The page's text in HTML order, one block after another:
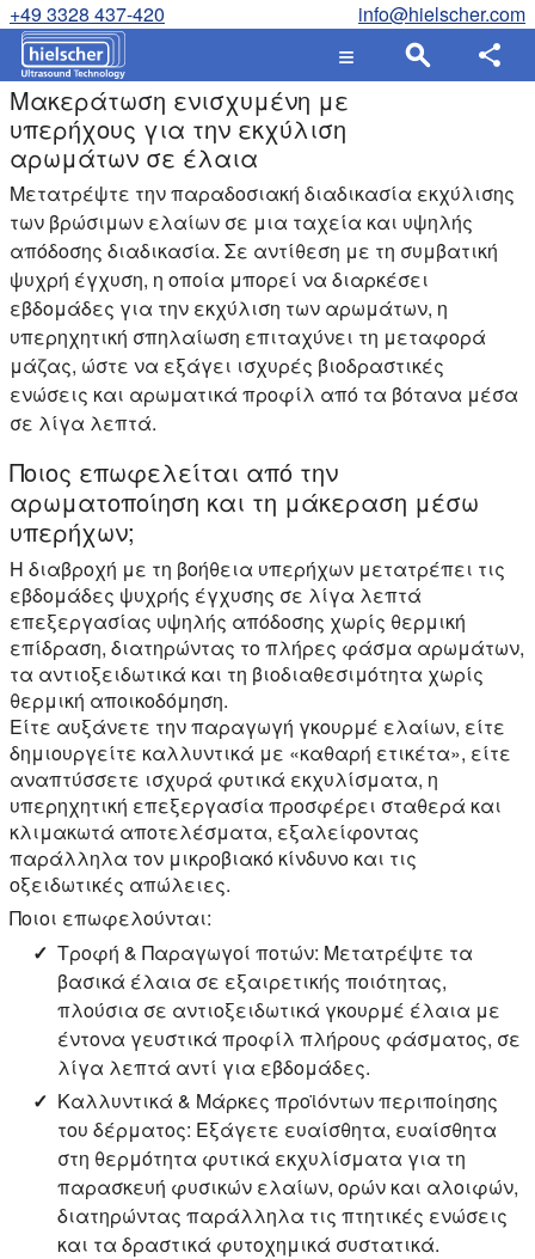
+49 3328 437-420 info@hielscher.com
Μακεράτωση ενισχυμένη με
υπερήχους για την εκχύλιση
αρωμάτων σε έλαια
Μετατρέψτε την παραδοσιακή διαδικασία εκχύλισης
των βρώσιμων ελαίων σε μια ταχεία και υψηλής
απόδοσης διαδικασία. Σε αντίθεση με τη συμβατική
ψυχρή έγχυση, η οποία μπορεί να διαρκέσει
εβδομάδες για την εκχύλιση των αρωμάτων, η
υπερηχητική σπηλαίωση επιταχύνει τη μεταφορά
μάζας, ώστε να εξάγει ισχυρές βιοδραστικές
ενώσεις και αρωματικά προφίλ από τα βότανα μέσα
σε λίγα λεπτά.
Ποιος επωφελείται από την
αρωματοποίηση και τη μάκεραση μέσω
υπερήχων;
Η διαβροχή με τη βοήθεια υπερήχων μετατρέπει τις
εβδομάδες ψυχρής έγχυσης σε λίγα λεπτά
επεξεργασίας υψηλής απόδοσης χωρίς θερμική
επίδραση, διατηρώντας το πλήρες φάσμα αρωμάτων,
τα αντιοξειδωτικά και τη βιοδιαθεσιμότητα χωρίς
θερμική αποικοδόμηση.
Είτε αυξάνετε την παραγωγή γκουρμέ ελαίων, είτε
δημιουργείτε καλλυντικά με «καθαρή ετικέτα», είτε
αναπτύσσετε ισχυρά φυτικά εκχυλίσματα, η
υπερηχητική επεξεργασία προσφέρει σταθερά και
κλιμακωτά αποτελέσματα, εξαλείφοντας
παράλληλα τον μικροβιακό κίνδυνο και τις
οξειδωτικές απώλειες.
Ποιοι επωφελούνται:
Τροφή & Παραγωγοί ποτών: Μετατρέψτε τα
βασικά έλαια σε εξαιρετικής ποιότητας,
πλούσια σε αντιοξειδωτικά γκουρμέ έλαια με
έντονα γευστικά προφίλ πλήρους φάσματος, σε
λίγα λεπτά αντί για εβδομάδες.
Καλλυντικά & Μάρκες προϊόντων περιποίησης
του δέρματος: Εξάγετε ευαίσθητα, ευαίσθητα
στη θερμότητα φυτικά εκχυλίσματα για τη
παρασκευή φυσικών ελαίων, ορών και αλοιφών,
διατηρώντας παράλληλα τις πτητικές ενώσεις
και τα δραστικά φυτοχημικά συστατικά.